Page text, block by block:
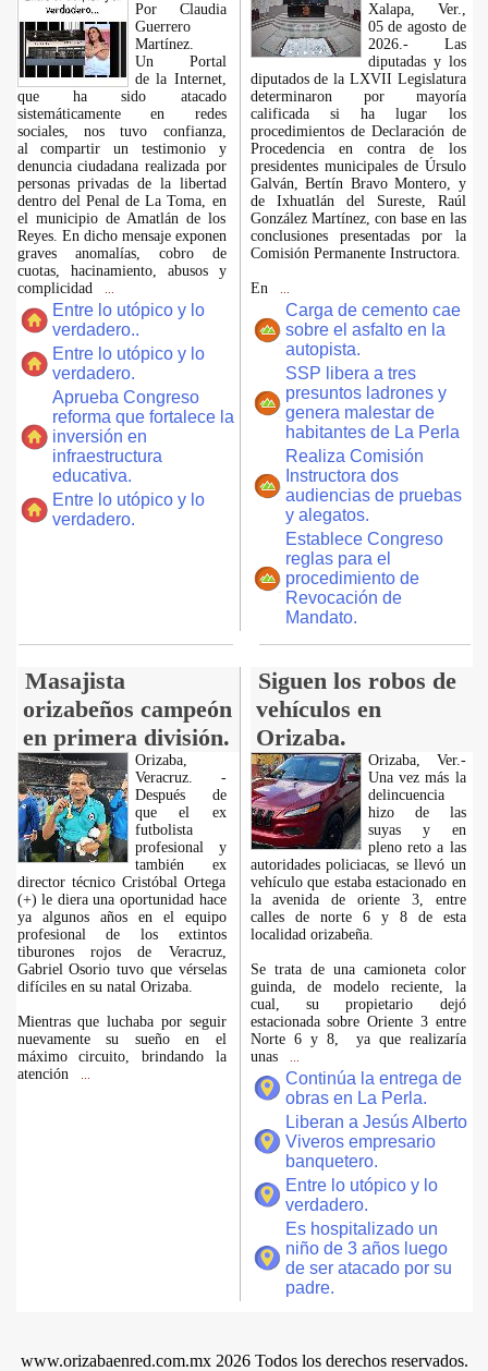
Por Claudia
Guerrero
Martínez.
​Un Portal
de la Internet,
que ha sido atacado
sistemáticamente en redes
sociales, nos tuvo confianza,
al compartir un testimonio y
denuncia ciudadana realizada por
personas privadas de la libertad
dentro del Penal de La Toma, en
el municipio de Amatlán de los
Reyes. En dicho mensaje exponen
graves anomalías, cobro de
cuotas, hacinamiento, abusos y
complicidad
Entre lo utópico y lo
verdadero..
Entre lo utópico y lo
verdadero.
Aprueba Congreso
reforma que fortalece la
inversión en
infraestructura
educativa.
Entre lo utópico y lo
verdadero.
Xalapa, Ver.,
05 de agosto de
2026.- Las
diputadas y los
diputados de la LXVII Legislatura
determinaron por mayoría
calificada si ha lugar los
procedimientos de Declaración de
Procedencia en contra de los
presidentes municipales de Úrsulo
Galván, Bertín Bravo Montero, y
de Ixhuatlán del Sureste, Raúl
González Martínez, con base en las
conclusiones presentadas por la
Comisión Permanente Instructora.
En
Carga de cemento cae
sobre el asfalto en la
autopista.
SSP libera a tres
presuntos ladrones y
genera malestar de
habitantes de La Perla
Realiza Comisión
Instructora dos
audiencias de pruebas
y alegatos.
Establece Congreso
reglas para el
procedimiento de
Revocación de
Mandato.
Masajista
orizabeños campeón
en primera división.
Siguen los robos de
vehículos en
Orizaba.
Orizaba,
Veracruz. -
Después de
que el ex
futbolista
profesional y
también ex
director técnico Cristóbal Ortega
(+) le diera una oportunidad hace
ya algunos años en el equipo
profesional de los extintos
tiburones rojos de Veracruz,
Gabriel Osorio tuvo que vérselas
difíciles en su natal Orizaba.
Mientras que luchaba por seguir
nuevamente su sueño en el
máximo circuito, brindando la
atención
Orizaba, Ver.-
Una vez más la
delincuencia
hizo de las
suyas y en
pleno reto a las
autoridades policiacas, se llevó un
vehículo que estaba estacionado en
la avenida de oriente 3, entre
calles de norte 6 y 8 de esta
localidad orizabeña.
Se trata de una camioneta color
guinda, de modelo reciente, la
cual, su propietario dejó
estacionada sobre Oriente 3 entre
Norte 6 y 8, ya que realizaría
unas
Continúa la entrega de
obras en La Perla.
Liberan a Jesús Alberto
Viveros empresario
banquetero.
Entre lo utópico y lo
verdadero.
Es hospitalizado un
niño de 3 años luego
de ser atacado por su
padre.
www.orizabaenred.com.mx 2026 Todos los derechos reservados.